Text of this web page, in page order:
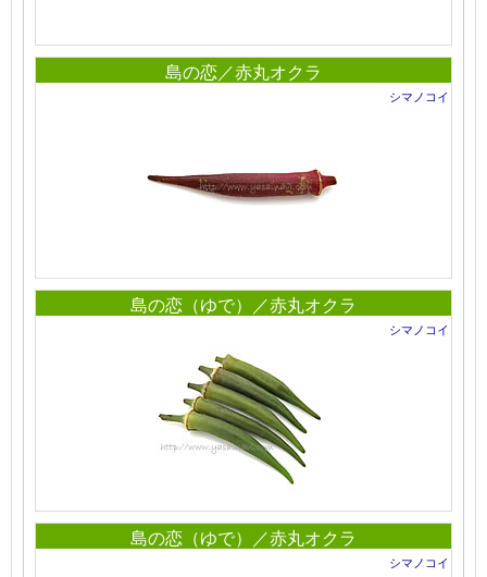
島の恋／赤丸オクラ
シマノコイ
島の恋（ゆで）／赤丸オクラ
シマノコイ
島の恋（ゆで）／赤丸オクラ
シマノコイ